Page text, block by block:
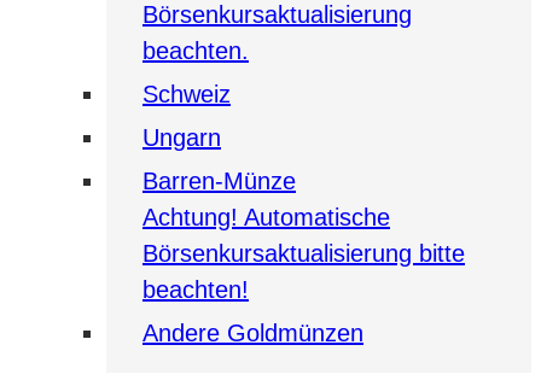
Börsenkursaktualisierung
beachten.
Schweiz
Ungarn
Barren-Münze
Achtung! Automatische
Börsenkursaktualisierung bitte
beachten!
Andere Goldmünzen